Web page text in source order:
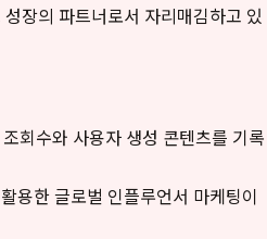
장의 파트너로서 자리매김하고 있
회수와 사용자 생성 콘텐츠를 기록
용한 글로벌 인플루언서 마케팅이